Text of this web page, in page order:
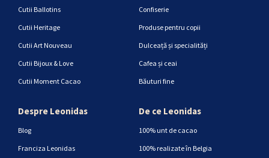
Cutii Ballotins
Cutii Heritage
Cutii Art Nouveau
Cutii Bijoux & Love
Cutii Moment Cacao
Confiserie
Produse pentru copii
Dulceață și specialități
Cafea și ceai
Băuturi fine
Despre Leonidas
Blog
Franciza Leonidas
De ce Leonidas
100% unt de cacao
100% realizate în Belgia